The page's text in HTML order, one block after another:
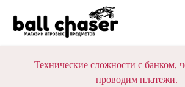
Технические сложности с банком,
проводим платежи.